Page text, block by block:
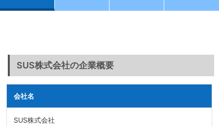
SUS株式会社の企業概要
会社名
SUS株式会社